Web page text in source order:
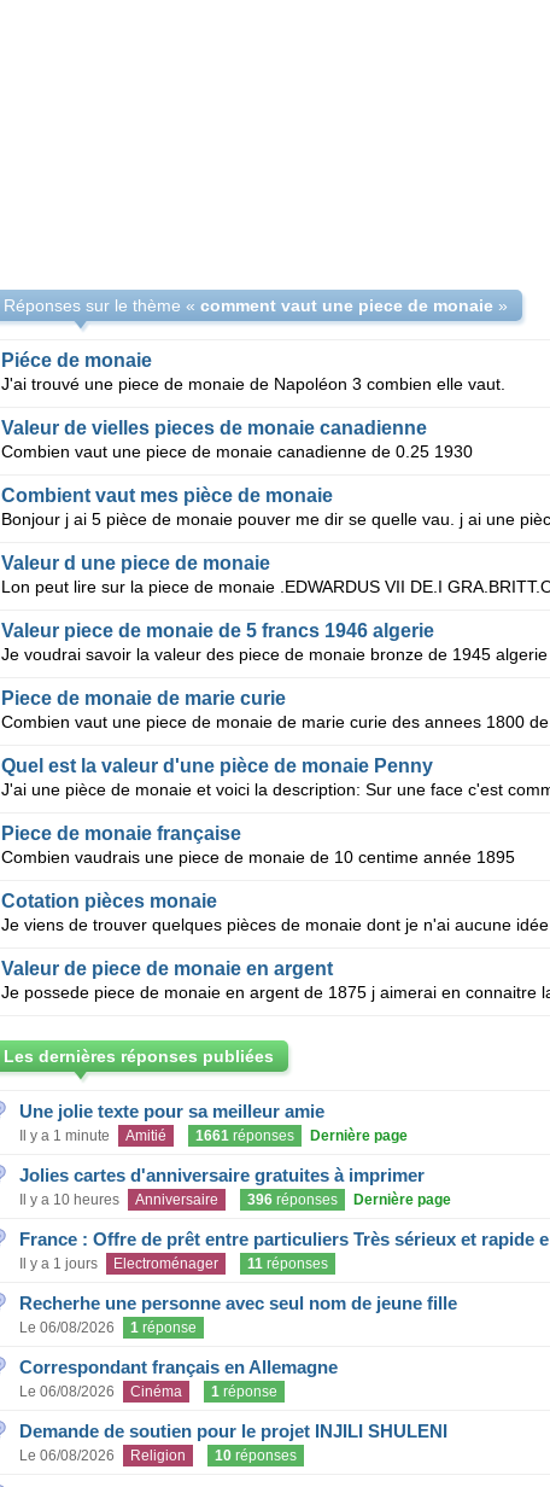
Réponses sur le thème « comment vaut une piece de monaie»
Piéce de monaie
J'ai trouvé une piece de monaie de Napoléon 3 combien elle vaut.
Valeur de vielles pieces de monaie canadienne
Combien vaut une piece de monaie canadienne de 0.25 1930
Combient vaut mes pièce de monaie
Valeur d une piece de monaie
Valeur piece de monaie de 5 francs 1946 algerie
Je voudrai savoir la valeur des piece de monaie bronze de 1945 algerie
Piece de monaie de marie curie
Quel est la valeur d'une pièce de monaie Penny
Piece de monaie française
Combien vaudrais une piece de monaie de 10 centime année 1895
Cotation pièces monaie
Valeur de piece de monaie en argent
Les dernières réponses publiées
Une jolie texte pour sa meilleur amie
Il y a 1 minute Amitié 1661réponses Dernière page
Jolies cartes d'anniversaire gratuites à imprimer
Il y a 10 heures Anniversaire 396réponses Dernière page
France : Offre de prêt entre particuliers Très sérieux et rapide e
Il y a 1 jours Electroménager 11réponses
Recherhe une personne avec seul nom de jeune fille
Le 06/08/2026 1réponse
Correspondant français en Allemagne
Le 06/08/2026 Cinéma 1réponse
Demande de soutien pour le projet INJILI SHULENI
Le 06/08/2026 Religion 10réponses